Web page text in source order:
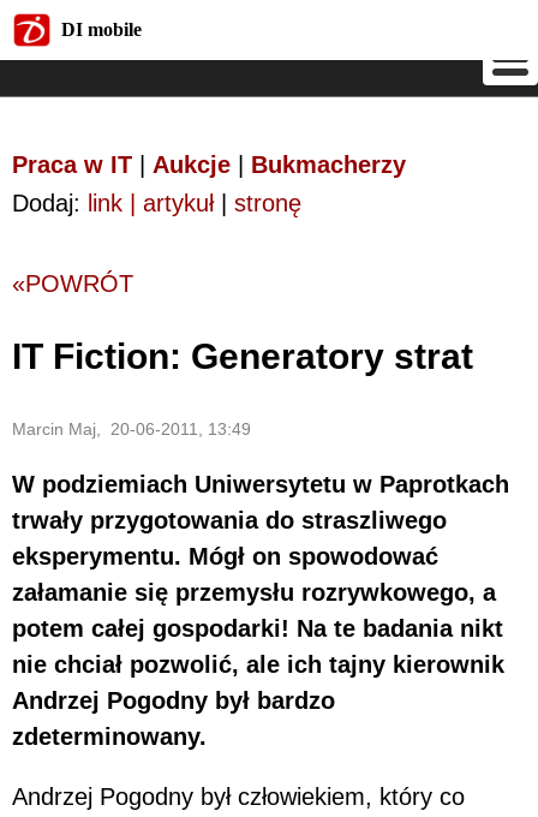
DI mobile
Praca w IT Aukcje
Bukmacherzy
Dodaj: link | artykuł| stronę
«POWRÓT
IT Fiction: Generatory strat
Marcin Maj, 20-06-2011, 13:49
W podziemiach Uniwersytetu w Paprotkach
trwały przygotowania do straszliwego
eksperymentu. Mógł on spowodować
załamanie się przemysłu rozrywkowego, a
potem całej gospodarki! Na te badania nikt
nie chciał pozwolić, ale ich tajny kierownik
Andrzej Pogodny był bardzo
zdeterminowany.
Andrzej Pogodny był człowiekiem, który co
DI mobile